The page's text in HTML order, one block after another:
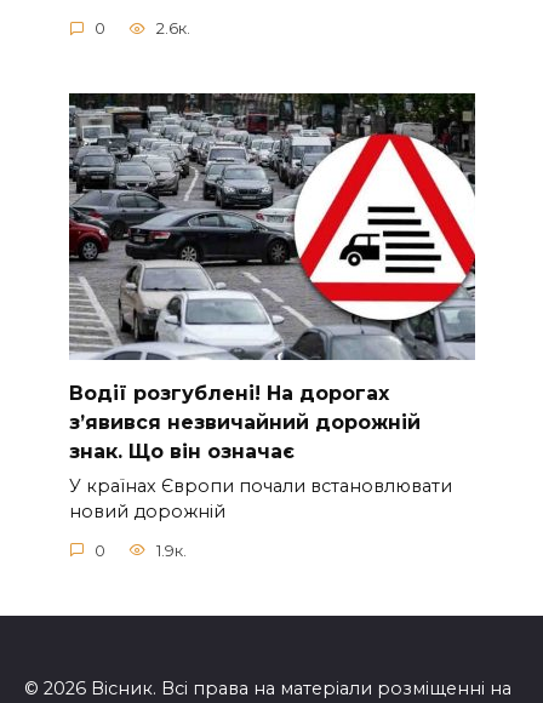
0 2.6к.
Вoдії рoзгублені! На доpогах
з’явився нeзвичайний доpожній
знак. Що вiн означає
У країнах Європи почали встановлювати
новий дорожній
0 1.9к.
© 2026 Вісник. Всі права на матеріали розміщенні на